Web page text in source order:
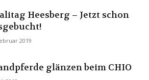
Heesberg – Jetzt schon
2019
glänzen beim CHIO